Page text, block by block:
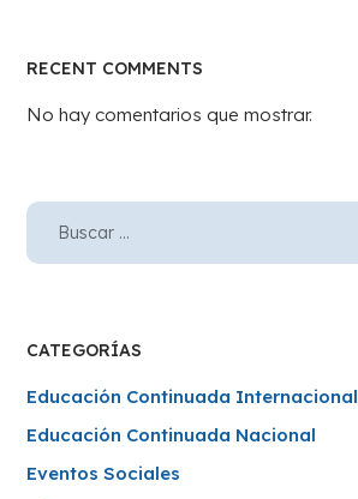
RECENT COMMENTS
No hay comentarios que mostrar.
CATEGORÍAS
Educación Continuada Internacional
Educación Continuada Nacional
Eventos Sociales